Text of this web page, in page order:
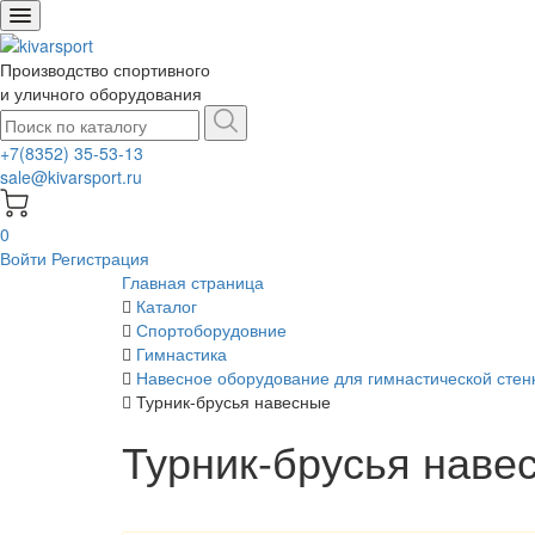
Производство спортивного
и уличного оборудования
+7(8352) 35-53-13
sale@kivarsport.ru
0
Войти Регистрация
Главная страница
Каталог
Спортоборудовние
Гимнастика
Навесное оборудование для гимнастической
Турник-брусья навесные
Турник-брусья